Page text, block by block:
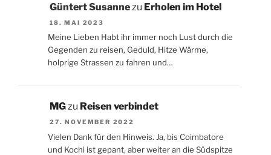
Güntert Susanne zu Erholen im Hotel
18. MAI 2023
Meine Lieben Habt ihr immer noch Lust durch die
Gegenden zu reisen, Geduld, Hitze Wärme,
holprige Strassen zu fahren und…
MGzu Reisen verbindet
27. NOVEMBER 2022
Vielen Dank für den Hinweis. Ja, bis Coimbatore
und Kochi ist gepant, aber weiter an die Südspitze